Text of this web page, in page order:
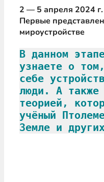
2 — 5 апреля 2024 г.
Первые
мироустройстве
В данном
узнаете о
себе
люди. А также
теорией,
учёный
Земле и